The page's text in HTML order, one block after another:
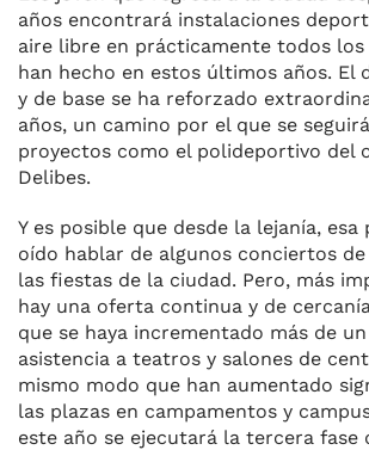
años encontrará instalaciones
aire libre en prácticamente todos los
han hecho en estos últimos años. El
y de base se ha reforzado
años, un camino por el que se
proyectos como el polideportivo del
Delibes.
Y es posible que desde la lejanía, esa
oído hablar de algunos conciertos
las fiestas de la ciudad. Pero, más
hay una oferta continua y de
que se haya incrementado más de
asistencia a teatros y salones de
mismo modo que han aumentado
las plazas en campamentos y
este año se ejecutará la tercera fase